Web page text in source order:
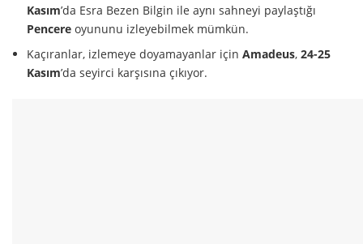
Kasım’da Esra Bezen Bilgin ile aynı sahneyi paylaştığı
Pencere oyununu izleyebilmek mümkün.
Kaçıranlar, izlemeye doyamayanlar içinAmadeus,24-25
Kasım’da seyirci karşısına çıkıyor.